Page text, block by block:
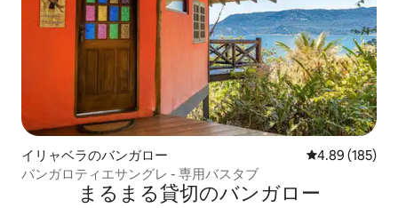
イリャベラのバンガロー レビュー185
4.89 (185)
バンガロティエサングレ - 専用バスタブ
まるまる貸切のバンガロー